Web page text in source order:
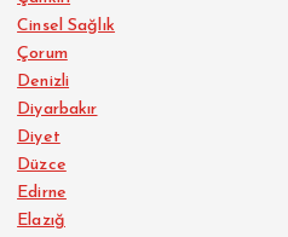
Cinsel Sağlık
Çorum
Denizli
Diyarbakır
Diyet
Düzce
Edirne
Elazığ